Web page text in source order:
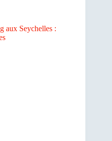
aux Seychelles :